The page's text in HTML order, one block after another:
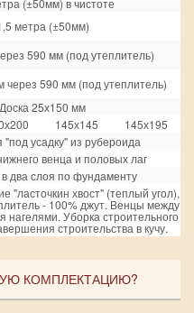
метра (±50мм)
590 мм (под утеплитель)
через 590 мм (под утеплитель)
Доска 25х150 мм
145х145 145х195
усадку" из рубероида
венца и половых лаг
два слоя по фундаменту
"ласточкин хвост" (теплый угол),
- 100% джут. Венцы между
нагелями. Уборка строительного
строительства в кучу.
КОМПЛЕКТАЦИЮ?